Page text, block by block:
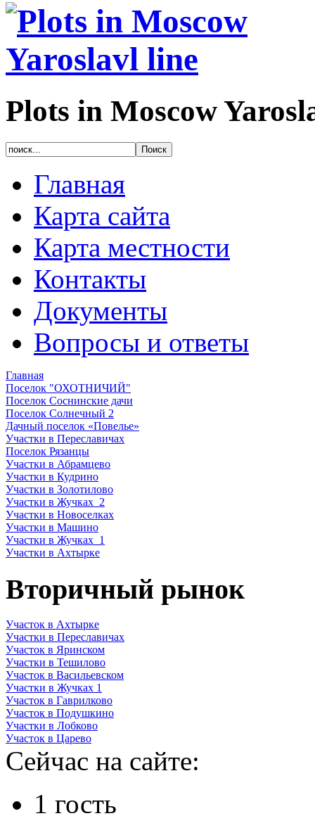
Plots in Moscow
Главная
Карта сайта
Карта местности
Контакты
Документы
Вопросы и ответы
Главная
Поселок "ОХОТНИЧИЙ"
Поселок Соснинские дачи
Поселок Солнечный 2
Дачный поселок «Повелье»
Участки в Переславичах
Поселок Рязанцы
Участки в Абрамцево
Участки в Кудрино
Участки в Золотилово
Участки в Жучках_2
Участки в Новоселках
Участки в Машино
Участки в Жучках_1
Участки в Ахтырке
Вторичный рынок
Участок в Ахтырке
Участки в Переславичах
Участок в Яринском
Участки в Тешилово
Участок в Васильевском
Участки в Жучках 1
Участок в Гаврилково
Участок в Подушкино
Участки в Лобково
Участок в Царево
Сейчас на сайте:
1 гость